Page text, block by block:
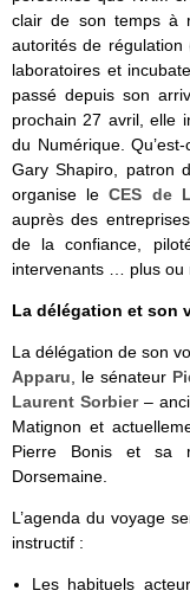
clair de son temps à
autorités de régulation
laboratoires et
passé depuis son
prochain 27 avril, elle
du Numérique.
Gary Shapiro, patron
organise leCES de
auprès des
de la confiance,
intervenants … plus ou
La délégation et son
La délégation de son
Apparu , le sénateur
Laurent Sorbier–
Matignon et
Pierre Bonis et sa
Dorsemaine.
L’agenda du voyage
instructif :
Les habituels